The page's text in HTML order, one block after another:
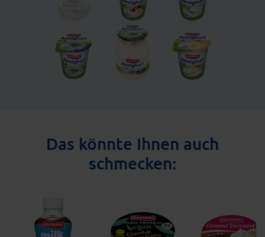
Das könnte Ihnen auch
schmecken: